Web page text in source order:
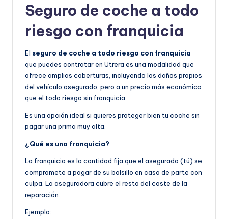
Seguro de coche a todo
riesgo con franquicia
El seguro de coche a todo riesgo con franquicia
que puedes contratar en Utrera es una modalidad que
ofrece amplias coberturas, incluyendo los daños propios
del vehículo asegurado, pero a un precio más económico
que el todo riesgo sin franquicia.
Es una opción ideal si quieres proteger bien tu coche sin
pagar una prima muy alta.
¿Qué es una franquicia?
La franquicia es la cantidad fija que el asegurado (tú) se
compromete a pagar de su bolsillo en caso de parte con
culpa. La aseguradora cubre el resto del coste de la
reparación.
Ejemplo: